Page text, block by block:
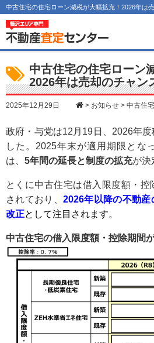
中古住宅の住宅ローン
2026年は売却のチャン
> お知らせ > 中古住宅の住
2025年12月29日
政府・与党は12月19日、2026年
した。2025年末が適用期限とな
は、 5年間の延長と制度の拡充が決
とくに中古住宅は借入限度額・
されており、 2026年以降の不動
改正として注目されます。
中古住宅の借入限度額・控除期間